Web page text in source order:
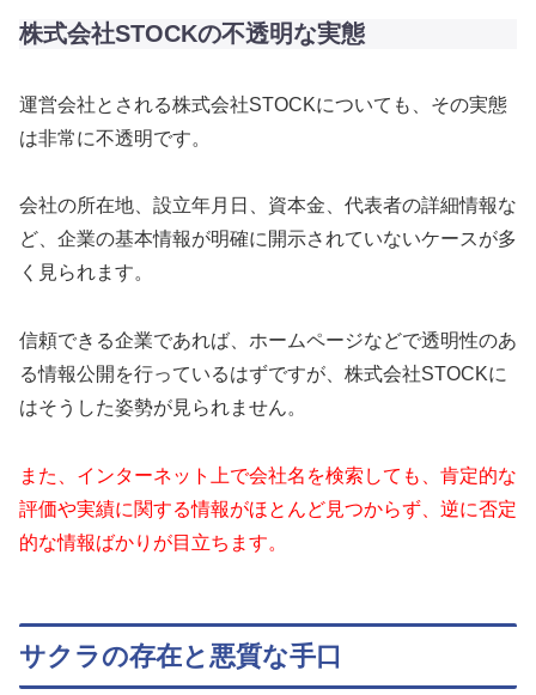
株式会社STOCKの不透明な実態
運営会社とされる株式会社STOCKについても、その実態
は非常に不透明です。
会社の所在地、設立年月日、資本金、代表者の詳細情報な
ど、企業の基本情報が明確に開示されていないケースが多
く見られます。
信頼できる企業であれば、ホームページなどで透明性のあ
る情報公開を行っているはずですが、株式会社STOCKに
はそうした姿勢が見られません。
また、インターネット上で会社名を検索しても、肯定的な
評価や実績に関する情報がほとんど見つからず、逆に否定
的な情報ばかりが目立ちます。
サクラの存在と悪質な手口